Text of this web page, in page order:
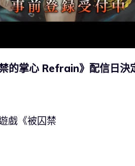
的掌心 Refrain》配信日決
戲《被囚禁